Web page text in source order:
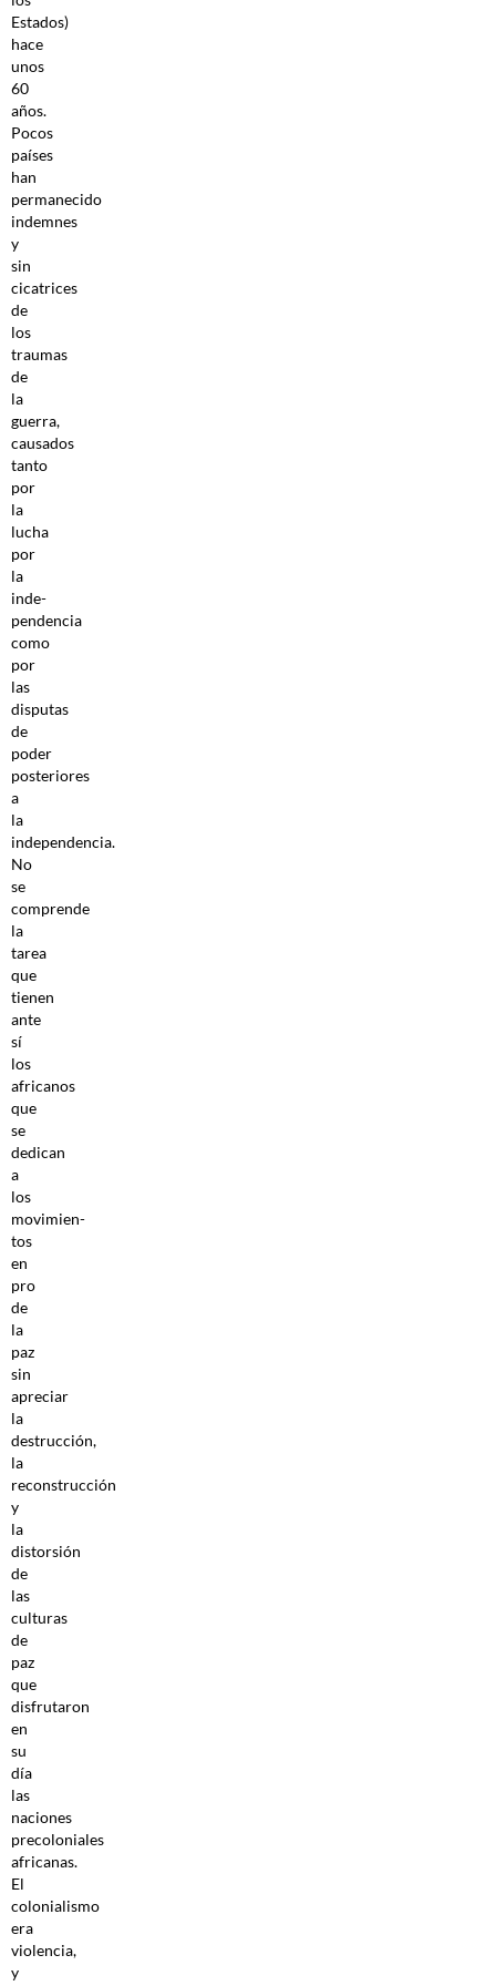
Estados)
hace
unos
60
años.
Pocos
países
han
permanecido
indemnes
y
sin
cicatrices
de
los
traumas
de
la
guerra,
causados
tanto
por
la
lucha
por
la
inde­
pendencia
como
por
las
disputas
de
poder
posteriores
a
la
independencia.
No
se
comprende
la
tarea
que
tienen
ante
sí
los
africanos
que
se
dedican
a
los
movimien­
tos
en
pro
de
la
paz
sin
apreciar
la
destrucción,
la
reconstrucción
y
la
distorsión
de
las
culturas
de
paz
que
disfrutaron
en
su
día
las
naciones
precoloniales
africanas.
El
colonialismo
era
violencia,
y